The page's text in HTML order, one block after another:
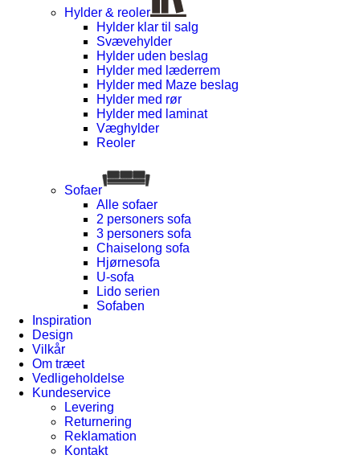
Hylder & reoler
Hylder klar til salg
Svævehylder
Hylder uden beslag
Hylder med læderrem
Hylder med Maze beslag
Hylder med rør
Hylder med laminat
Væghylder
Reoler
Sofaer
Alle sofaer
2 personers sofa
3 personers sofa
Chaiselong sofa
Hjørnesofa
U-sofa
Lido serien
Sofaben
Inspiration
Design
Vilkår
Om træet
Vedligeholdelse
Kundeservice
Levering
Returnering
Reklamation
Kontakt